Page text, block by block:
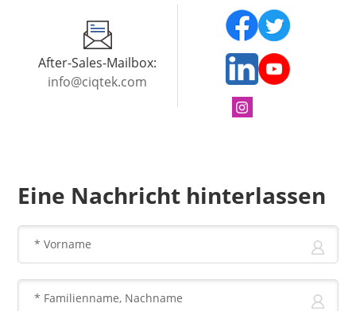
After-Sales-Mailbox:
info@ciqtek.com
Eine Nachricht hinterlassen